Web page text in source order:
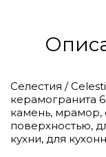
Селестия /
керамогранита
камень, мрамор,
поверхностью,
кухни, для